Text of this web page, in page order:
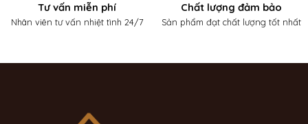
Tư vấn miễn phí
Nhân viên tư vấn nhiệt tình 24/7
Chất lượng đảm bảo
Sản phẩm đạt chất lượng tốt nhất